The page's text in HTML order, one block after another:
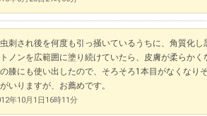
刺され後を何度も引っ掻いているうちに、角質化
ノンを広範囲に塗り続けていたら、皮膚が柔らか
膝にも使い出したので、そろそろ1本目がなくなり
いりますが、お薦めです。
年10月1日16時11分